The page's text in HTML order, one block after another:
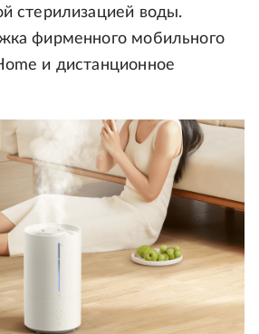
стерилизацией воды.
фирменного мобильного
и дистанционное